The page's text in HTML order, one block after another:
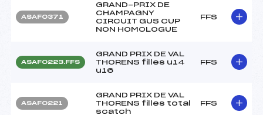
ASAF0371
GRAND-PRIX DE
CHAMPAGNY
CIRCUIT GUS CUP
NON HOMOLOGUE
FFS
ASAF0223.FFS
GRAND PRIX DE VAL
THORENS filles u14
u16
FFS
ASAF0221
GRAND PRIX DE VAL
THORENS filles total
scatch
FFS